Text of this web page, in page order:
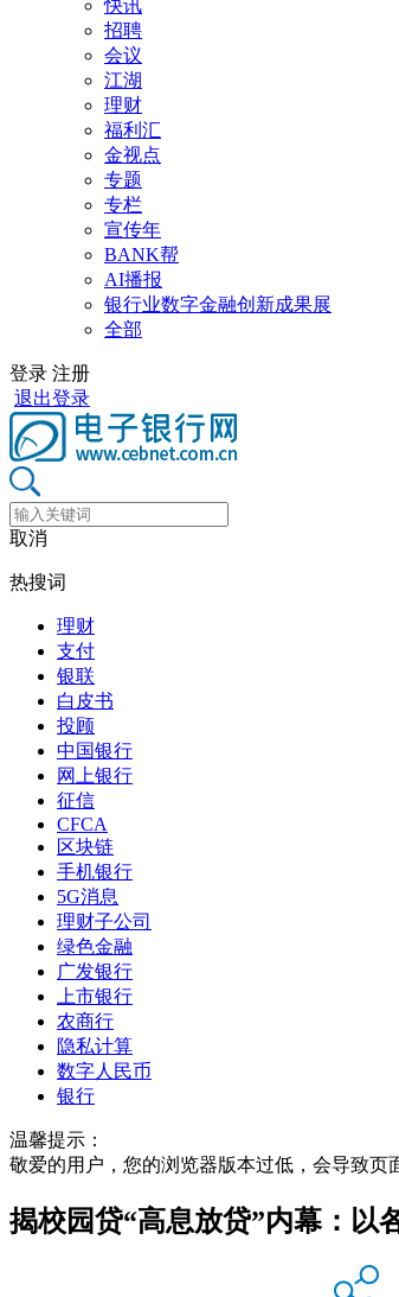
快讯
招聘
会议
江湖
理财
福利汇
金视点
专题
专栏
宣传年
BANK帮
AI播报
银行业数字金融创新成果展
全部
登录 注册
退出登录
取消
热搜词
理财
支付
银联
白皮书
投顾
中国银行
网上银行
征信
CFCA
区块链
手机银行
5G消息
理财子公司
绿色金融
广发银行
上市银行
农商行
隐私计算
数字人民币
银行
温馨提示：
敬爱的用户，您的浏览器版本过低，会导致页
揭校园贷“高息放贷”内幕：以